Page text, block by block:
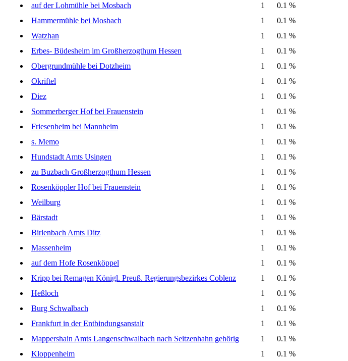
auf der Lohmühle bei Mosbach
1
0.1 %
Hammermühle bei Mosbach
1
0.1 %
Watzhan
1
0.1 %
Erbes- Büdesheim im Großherzogthum Hessen
1
0.1 %
Obergrundmühle bei Dotzheim
1
0.1 %
Okriftel
1
0.1 %
Diez
1
0.1 %
Sommerberger Hof bei Frauenstein
1
0.1 %
Friesenheim bei Mannheim
1
0.1 %
s. Memo
1
0.1 %
Hundstadt Amts Usingen
1
0.1 %
zu Buzbach Großherzogthum Hessen
1
0.1 %
Rosenköppler Hof bei Frauenstein
1
0.1 %
Weilburg
1
0.1 %
Bärstadt
1
0.1 %
Birlenbach Amts Ditz
1
0.1 %
Massenheim
1
0.1 %
auf dem Hofe Rosenköppel
1
0.1 %
Kripp bei Remagen Königl. Preuß. Regierungsbezirkes Coblenz
1
0.1 %
Heßloch
1
0.1 %
Burg Schwalbach
1
0.1 %
Frankfurt in der Entbindungsanstalt
1
0.1 %
Mappershain Amts Langenschwalbach nach Seitzenhahn gehörig
1
0.1 %
Kloppenheim
1 0.1 %